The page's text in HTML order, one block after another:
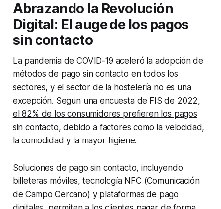
Abrazando la Revolución
Digital: El auge de los pagos
sin contacto
La pandemia de COVID-19 aceleró la adopción de
métodos de pago sin contacto en todos los
sectores, y el sector de la hostelería no es una
excepción. Según una encuesta de FIS de 2022,
el 82% de los consumidores prefieren los pagos
sin contacto, debido a factores como la velocidad,
la comodidad y la mayor higiene.
Soluciones de pago sin contacto, incluyendo
billeteras móviles, tecnología NFC (Comunicación
de Campo Cercano) y plataformas de pago